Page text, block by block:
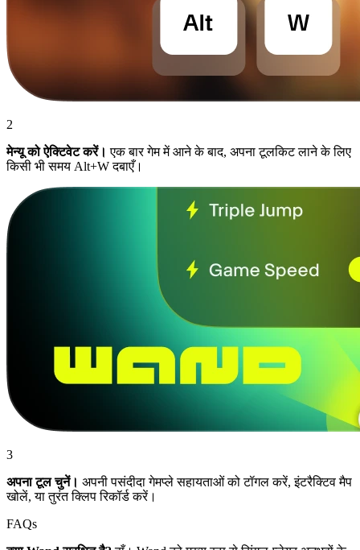
2
मेन्यू को ऐक्टिवेट करें। एक बार गेम में आने के बाद, अपना टूलकिट लाने के लिए
किसी भी समय Alt+W दबाएँ।
3
अपना टूल चुनें। अपनी पसंदीदा गेमप्ले सहायताओं को टॉगल करें, इंटरैक्टिव मैप
खोलें, या तुरंत क्लिप रिकॉर्ड करें।
FAQs